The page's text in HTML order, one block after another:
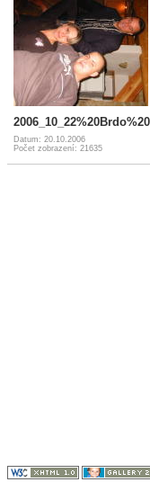
Datum: 20.10.2006
Počet zobrazení: 21635